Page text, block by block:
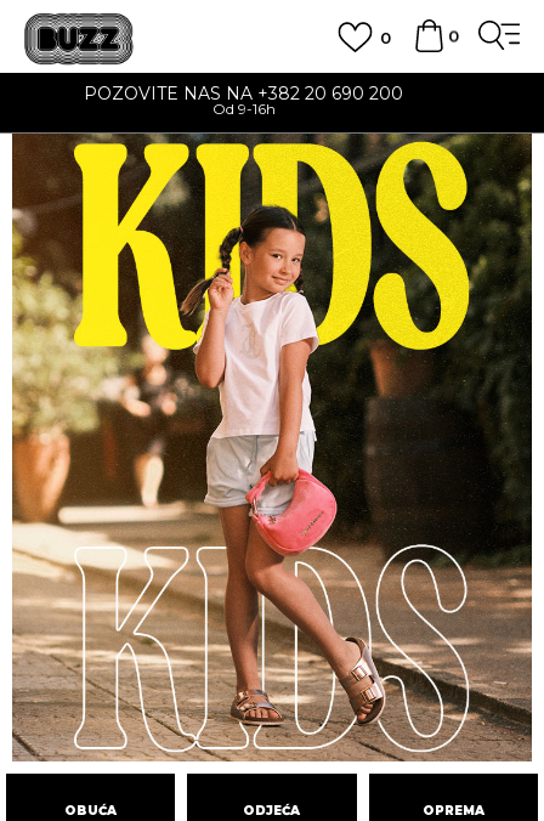
0
0
BESPLATNA DOSTAVA
na teritoriji CG za sve poružbine u vrijednosti preko 30 EUR
OBUĆA ODJEĆA OPREMA